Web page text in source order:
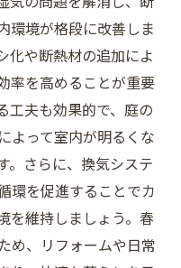
環境が格段に改善しま
化や断熱材の追加によ
率を高めることが重要
工夫も効果的で、庭の
よって室内が明るくな
。さらに、換気システ
環を促進することでカ
を維持しましょう。春
め、リフォームや日常